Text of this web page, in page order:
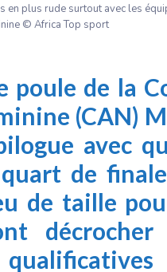
plus rude surtout avec les
© Africa Top sport
poule de la
(CAN)
avec
de
de taille
décrocher